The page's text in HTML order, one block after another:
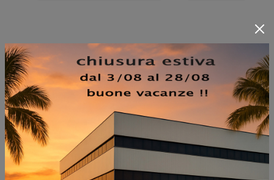
NON PERDERTI ANCHE:
TAPPETO ARAZZO